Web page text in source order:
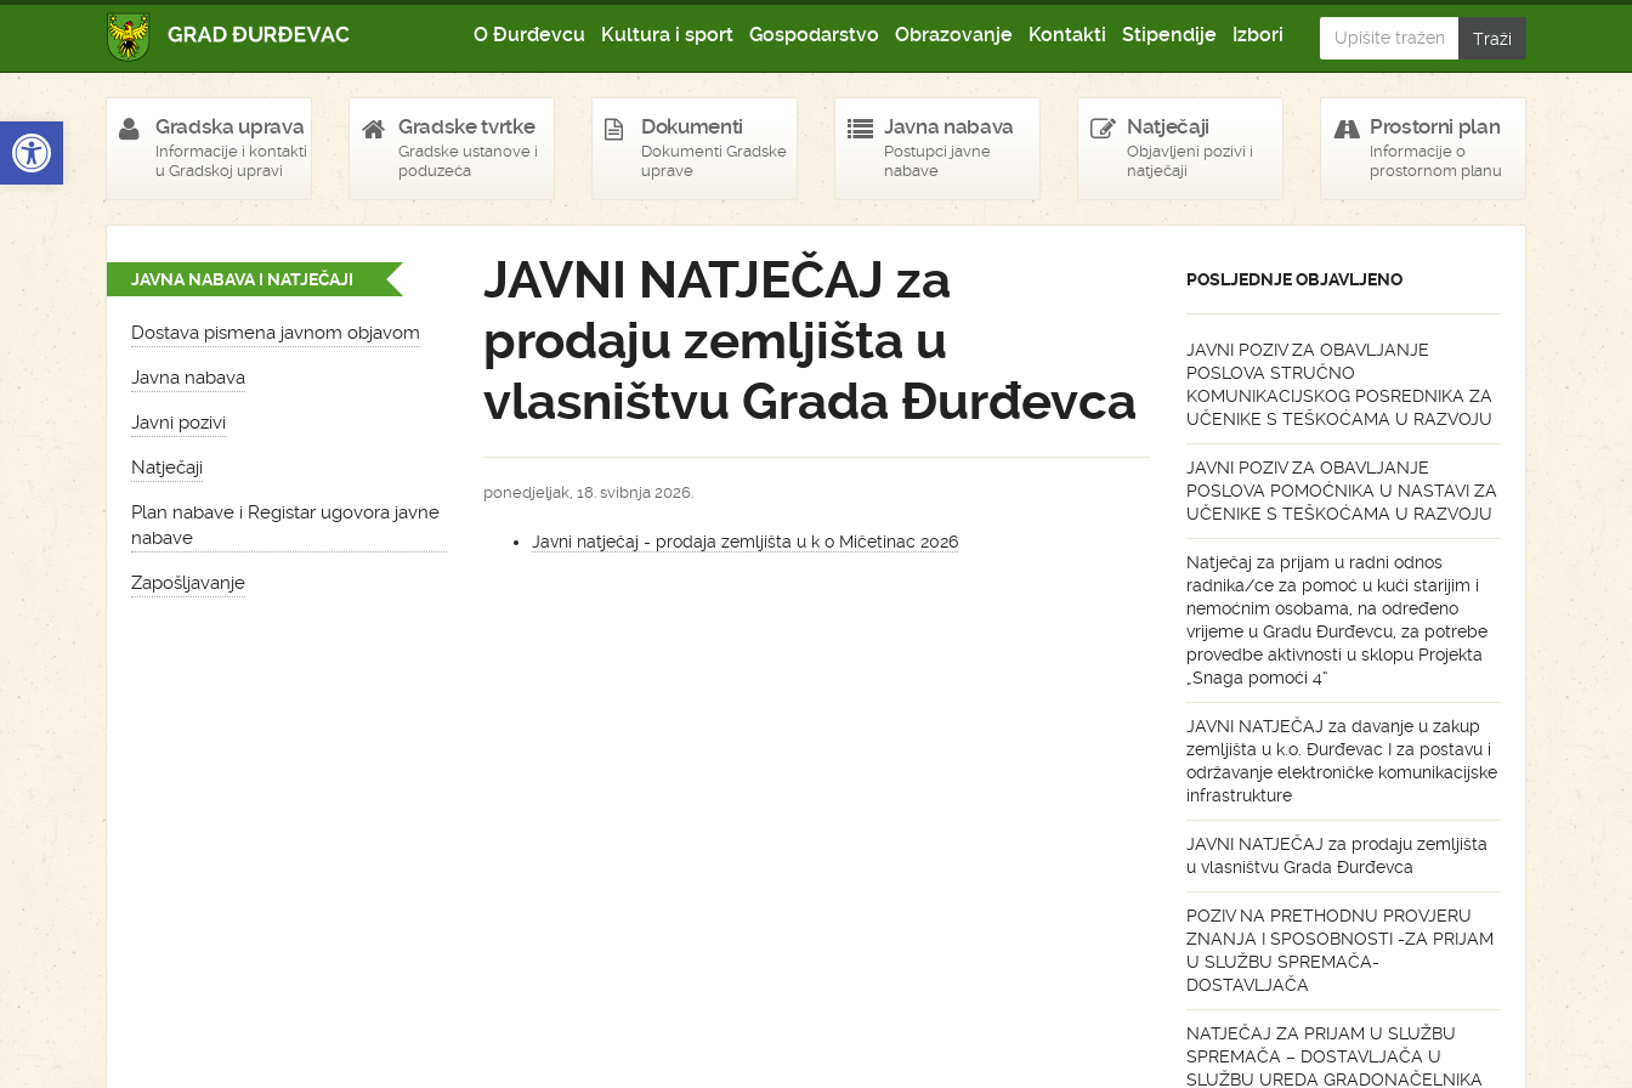
Open toolbar
O Đurđevcu Kultura i sport Gospodarstvo Obrazovanje Kontakti Stipendije Izbori
Gradska uprava
Informacije i kontakti
u Gradskoj upravi
Gradske tvrtke
Gradske ustanove i
poduzeća
Dokumenti
Dokumenti Gradske
uprave
Javna nabava
Postupci javne
nabave
Natječaji
Objavljeni pozivi i
natječaji
Prostorni plan
Informacije o
prostornom planu
JAVNA NABAVA I NATJEČAJI
Dostava pismena javnom objavom
Javna nabava
Javni pozivi
Natječaji
Plan nabave i Registar ugovora javne
nabave
Zapošljavanje
JAVNI NATJEČAJ za
prodaju zemljišta u
vlasništvu Grada Đurđevca
ponedjeljak, 18. svibnja 2026.
Javni natječaj - prodaja zemljišta u k o Mičetinac 2026
POSLJEDNJE OBJAVLJENO
JAVNI POZIV ZA OBAVLJANJE
POSLOVA STRUČNO
KOMUNIKACIJSKOG POSREDNIKA ZA
UČENIKE S TEŠKOĆAMA U RAZVOJU
JAVNI POZIV ZA OBAVLJANJE
POSLOVA POMOĆNIKA U NASTAVI ZA
UČENIKE S TEŠKOĆAMA U RAZVOJU
Natječaj za prijam u radni odnos
radnika/ce za pomoć u kući starijim i
nemoćnim osobama, na određeno
vrijeme u Gradu Đurđevcu, za potrebe
provedbe aktivnosti u sklopu Projekta
„Snaga pomoći 4“
JAVNI NATJEČAJ za davanje u zakup
zemljišta u k.o. Đurđevac I za postavu i
održavanje elektroničke komunikacijske
infrastrukture
JAVNI NATJEČAJ za prodaju zemljišta
u vlasništvu Grada Đurđevca
POZIV NA PRETHODNU PROVJERU
ZNANJA I SPOSOBNOSTI -ZA PRIJAM
U SLUŽBU SPREMAČA-
DOSTAVLJAČA
NATJEČAJ ZA PRIJAM U SLUŽBU
SPREMAČA – DOSTAVLJAČA U
SLUŽBU UREDA GRADONAČELNIKA